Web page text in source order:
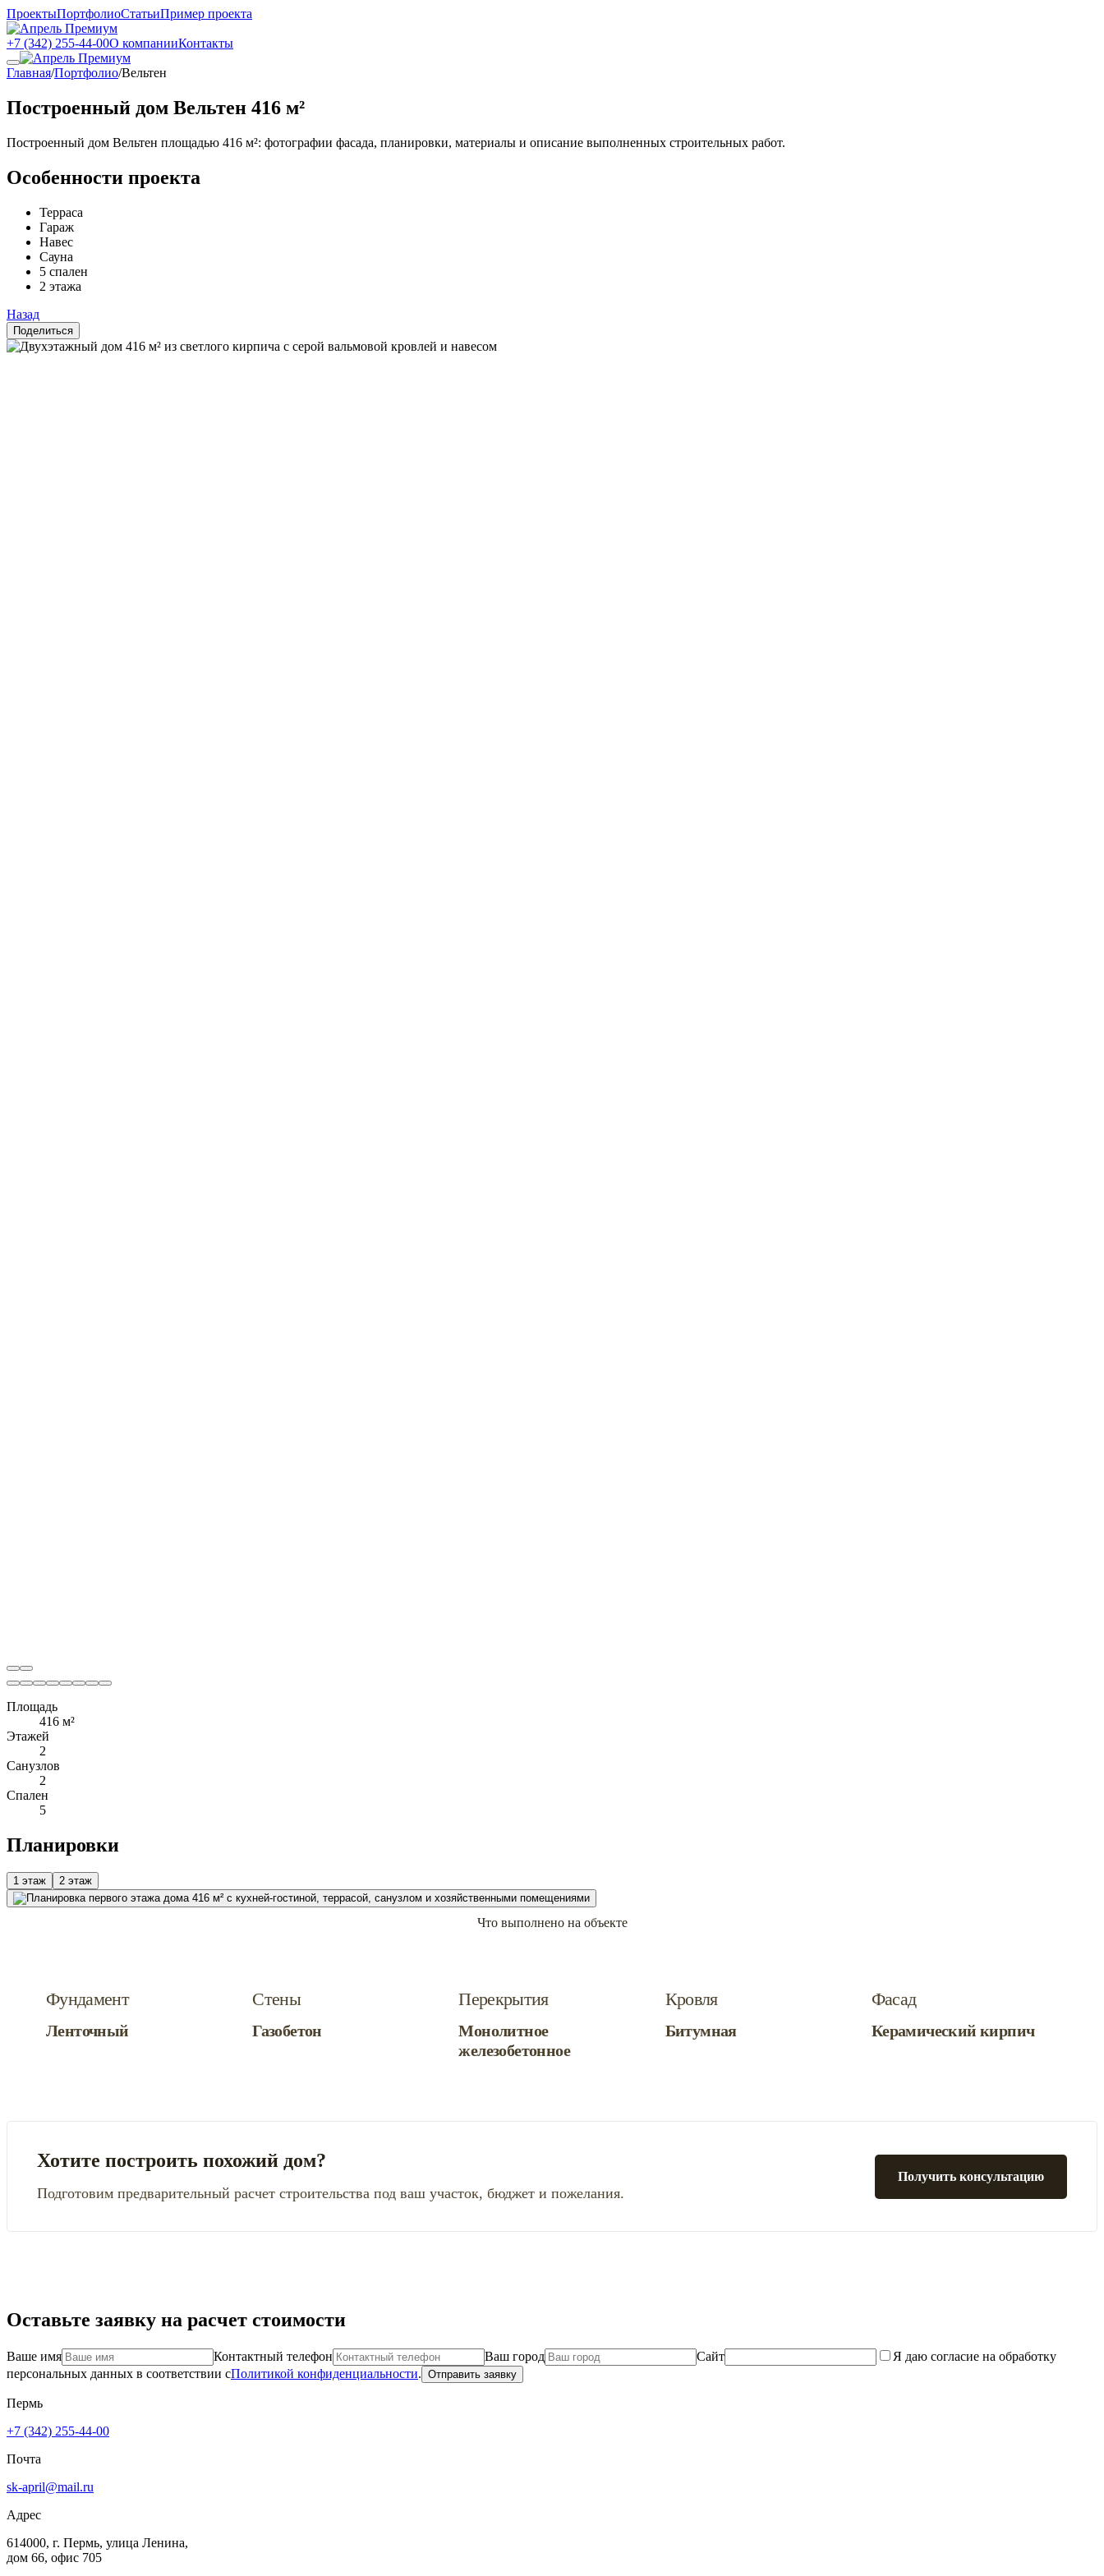
ПроектыПортфолиоСтатьиПример проекта
+7 (342) 255-44-00О компанииКонтакты
Главная/Портфолио/Вельтен
Построенный дом Вельтен 416 м²
Построенный дом Вельтен площадью 416 м²: фотографии фасада, планировки, материалы и описание выполненных строительных работ.
Особенности проекта
Терраса
Гараж
Навес
Сауна
5 спален
2 этажа
Назад
Поделиться
Площадь
416 м²
Этажей
2
Санузлов
2
Спален
5
Планировки
1 этаж 2 этаж
Что выполнено на объекте
Фундамент
Ленточный
Стены
Газобетон
Перекрытия
Монолитное
железобетонное
Кровля
Битумная
Фасад
Керамический кирпич
Хотите построить похожий дом?
Подготовим предварительный расчет строительства под ваш участок, бюджет и пожелания.
Получить консультацию
Оставьте заявку на расчет стоимости
Ваше имя Контактный телефон Ваш город Сайт
Я даю согласие на обработку
персональных данных в соответствии сПолитикой конфиденциальности. Отправить заявку
Пермь
+7 (342) 255-44-00
Почта
sk-april@mail.ru
Адрес
614000, г. Пермь, улица Ленина,
дом 66, офис 705